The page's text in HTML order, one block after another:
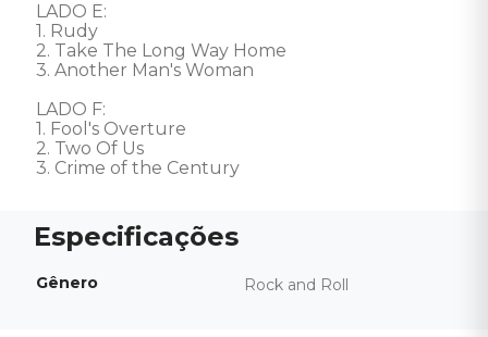
LADO E:
1. Rudy
2. Take The Long Way Home
3. Another Man's Woman
LADO F:
1. Fool's Overture
2. Two Of Us
3. Crime of the Century
Gênero Rock and Roll